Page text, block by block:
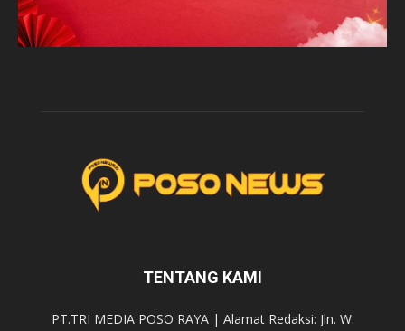
TENTANG KAMI
PT.TRI MEDIA POSO RAYA | Alamat Redaksi: Jln. W.